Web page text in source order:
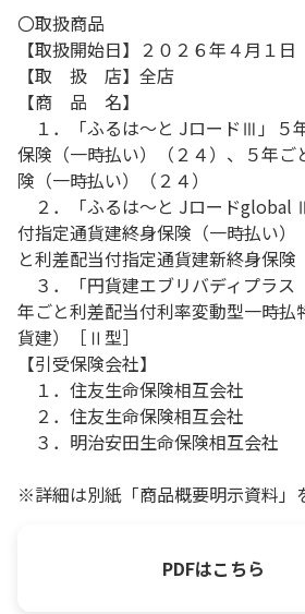
〇取扱商品
【取扱開始日】２０２６年４月１日
【取 扱 店】全店
【商 品 名】
１．「ふるは～と JロードⅢ」５
保険（一時払い）（２４）、５年ご
険（一時払い）（２４）
２．「ふるは～と Jロードglobal
付指定通貨建終身保険（一時払い
と利差配当付指定通貨建新終身保険
３．「円貨建エブリバディプラス
年ごと利差配当付利率変動型一時払
貨建）［Ⅱ型］
【引受保険会社】
１．住友生命保険相互会社
２．住友生命保険相互会社
３．明治安田生命保険相互会社
※詳細は別紙「商品概要明示資料」
PDFはこちら